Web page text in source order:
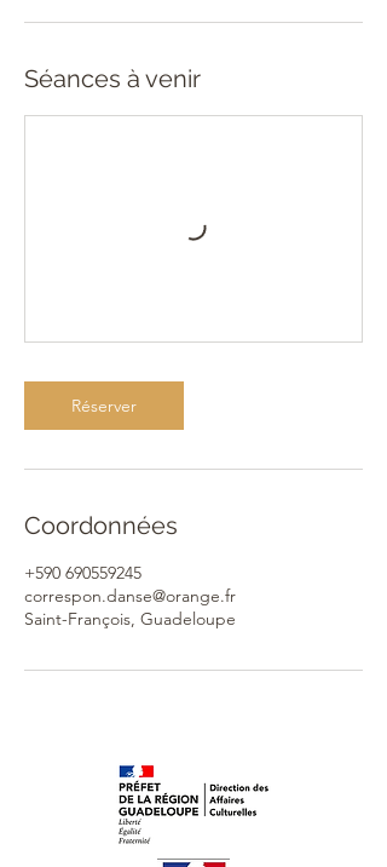
Séances à venir
Réserver
Coordonnées
+590 690559245
correspon.danse@orange.fr
Saint-François, Guadeloupe